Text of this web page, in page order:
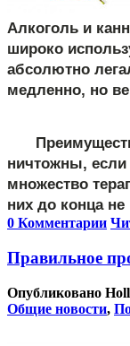
Алкоголь и
широко
абсолютно
медленно, но
ничтожны, если
множество
них до конца не
0 Комментарии
Правильное
Опубликовано
Общие новости,